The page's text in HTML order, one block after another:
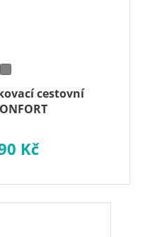
cestovní
Kč